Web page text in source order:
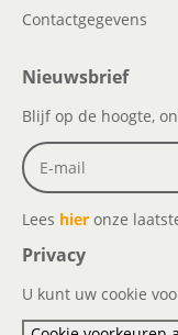
Contactgegevens
Nieuwsbrief
Blijf op de hoogte,
Lees hier onze
Privacy
U kunt uw cookie